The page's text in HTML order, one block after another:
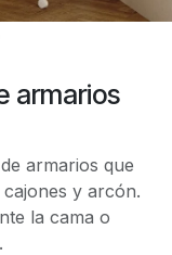
armarios
armarios que
y arcón.
la cama o